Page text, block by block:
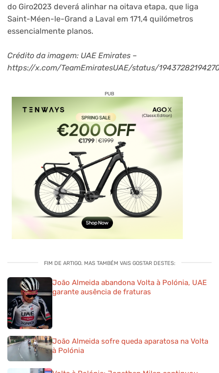
do Giro2023 deverá alinhar na oitava etapa, que liga
Saint-Méen-le-Grand a Laval em 171,4 quilómetros
essencialmente planos.
Crédito da imagem: UAE Emirates –
https://x.com/TeamEmiratesUAE/status/
PUB
FIM DE ARTIGO. MAS TAMBÉM VAIS GOSTAR DESTES:
João Almeida abandona Volta à Polónia, UAE
garante ausência de fraturas
João Almeida sofre queda aparatosa na Volta
à Polónia